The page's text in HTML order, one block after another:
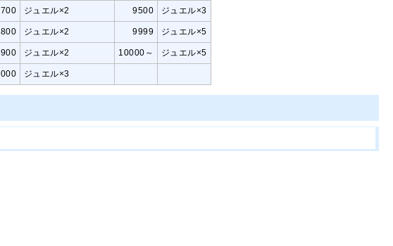
ジュエル×2 9500 ジュエル×3
ジュエル×2 9999 ジュエル×5
ジュエル×2 10000～ ジュエル×5
ジュエル×3